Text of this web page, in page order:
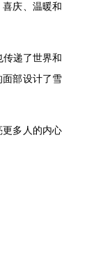
庆、温暖和
传递了世界和
部设计了雪
多人的内心